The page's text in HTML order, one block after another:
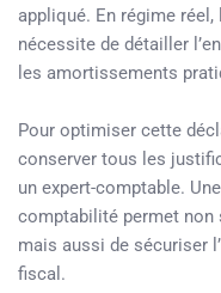
appliqué. En régime
nécessite de détailler
les amortissements
Pour optimiser cette
conserver tous les
un expert-comptable.
comptabilité permet non
mais aussi de sécuriser
fiscal.